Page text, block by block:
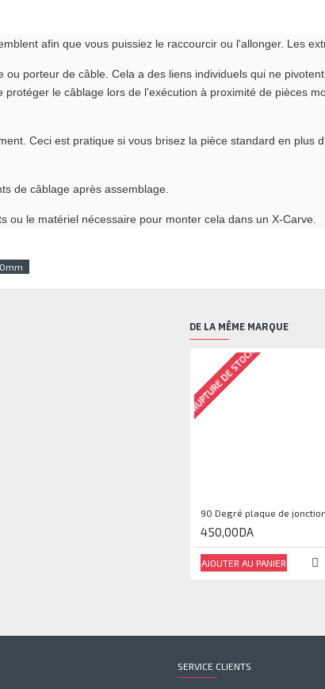
afin que vous puissiez le raccourcir ou l'allonger. Les
porteur de câble. Cela a des liens individuels qui ne
le câblage lors de l'exécution à proximité de pièces
Ceci est pratique si vous brisez la pièce standard en plus
de câblage après assemblage.
ou le matériel nécessaire pour monter cela dans un X-Carve.
DE LA MÊME MARQUE
RUPTURE DE STOCK
90 Degré plaque de jonction
450,00DA
AJOUTER AU PANIER
SERVICE CLIENTS